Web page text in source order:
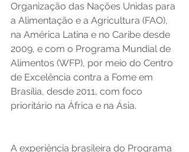
Organização das Nações Unidas para
a Alimentação e a Agricultura (FAO),
na América Latina e no Caribe desde
2009, e com o Programa Mundial de
Alimentos (WFP), por meio do Centro
de Excelência contra a Fome em
Brasília, desde 2011, com foco
prioritário na África e na Ásia.
A experiência brasileira do Programa